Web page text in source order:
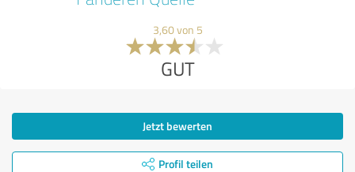
3,60 von 5
GUT
Jetzt bewerten
Profil teilen